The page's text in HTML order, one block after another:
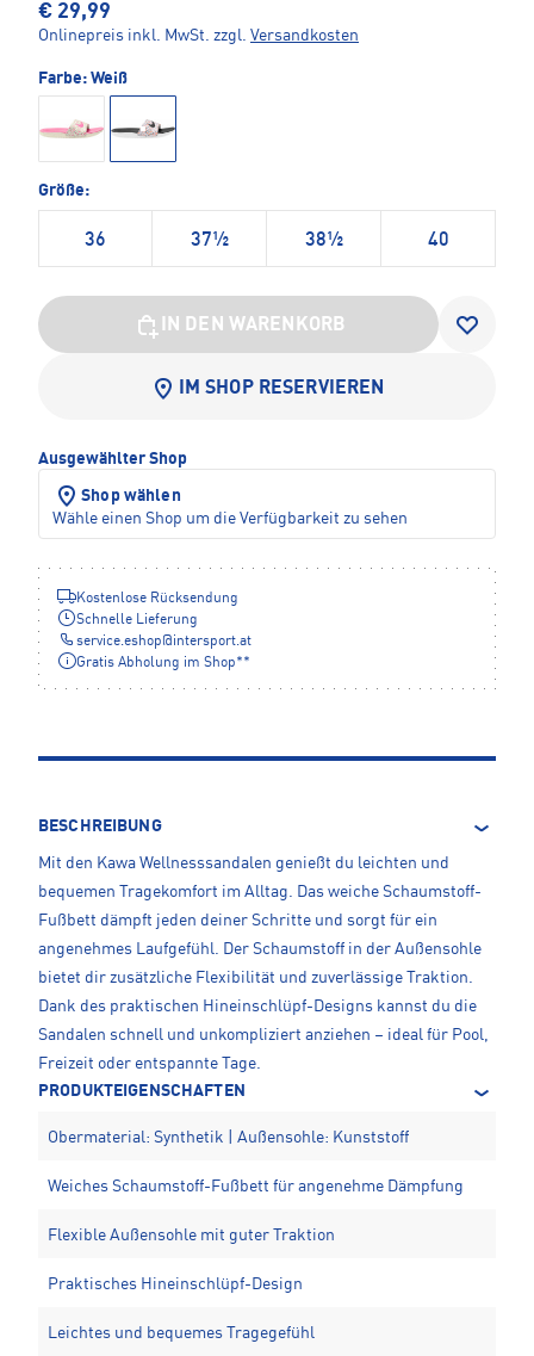
€ 29,99
Onlinepreis inkl. MwSt. zzgl. Versandkosten
Farbe: Weiß
Größe:
36 37½ 38½ 40
IN DEN WARENKORB
IM SHOP RESERVIEREN
Ausgewählter Shop
Shop wählen
Wähle einen Shop um die Verfügbarkeit zu sehen
Kostenlose Rücksendung
Schnelle Lieferung
service.eshop@ intersport.at
Gratis Abholung im Shop**
BESCHREIBUNG
Mit den Kawa Wellnesssandalen genießt du leichten und
bequemen Tragekomfort im Alltag. Das weiche Schaumstoff-
Fußbett dämpft jeden deiner Schritte und sorgt für ein
angenehmes Laufgefühl. Der Schaumstoff in der Außensohle
bietet dir zusätzliche Flexibilität und zuverlässige Traktion.
Dank des praktischen Hineinschlüpf-Designs kannst du die
Sandalen schnell und unkompliziert anziehen – ideal für Pool,
Freizeit oder entspannte Tage.
PRODUKTEIGENSCHAFTEN
Obermaterial: Synthetik | Außensohle: Kunststoff
Weiches Schaumstoff-Fußbett für angenehme Dämpfung
Flexible Außensohle mit guter Traktion
Praktisches Hineinschlüpf-Design
Leichtes und bequemes Tragegefühl